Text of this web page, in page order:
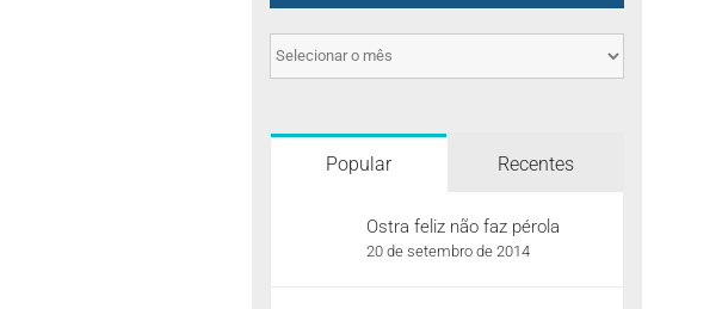
Publicações
Popular Recentes
Ostra feliz não faz pérola
20 de setembro de 2014